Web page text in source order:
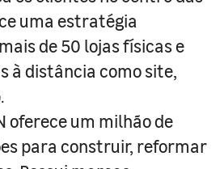
uma estratégia
de 50 lojas físicas e
à distância como site,
oferece um milhão de
para construir, reformar